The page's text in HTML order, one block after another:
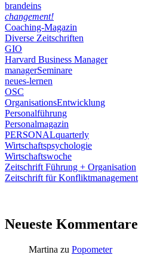
brandeins
changement!
Coaching-Magazin
Diverse Zeitschriften
GIO
Harvard Business Manager
managerSeminare
neues-lernen
OSC
OrganisationsEntwicklung
Personalführung
Personalmagazin
PERSONALquarterly
Wirtschaftspsychologie
Wirtschaftswoche
Zeitschrift Führung + Organisation
Zeitschrift für Konfliktmanagement
Neueste Kommentare
Martina zu Popometer